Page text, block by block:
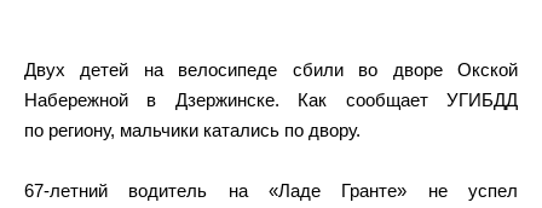
Двух детей на велосипеде сбили во дворе Окской
Набережной в Дзержинске. Как сообщает УГИБДД
по региону, мальчики катались по двору.
67-летний водитель на «Ладе Гранте» не успел